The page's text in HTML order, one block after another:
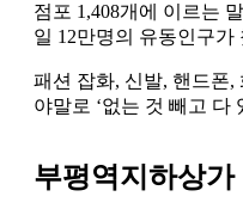
점포 1,408개에 이르는
일 12만명의 유동인구가
패션 잡화, 신발, 핸드폰,
야말로 ‘없는 것 빼고 다
부평역지하상가